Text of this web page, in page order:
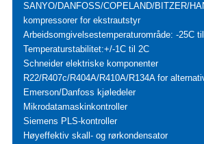
SANYO/DANFOSS/COPELAND/BITZER/
kompressorer for ekstrautstyr
Arbeidsomgivelsestemperaturområde: -25C
Temperaturstabilitet:+/-1C til 2C
Schneider elektriske komponenter
R22/R407c/R404A/R410A/R134A for
Emerson/Danfoss kjøledeler
Mikrodatamaskinkontroller
Siemens PLS-kontroller
Høyeffektiv skall- og rørkondensator